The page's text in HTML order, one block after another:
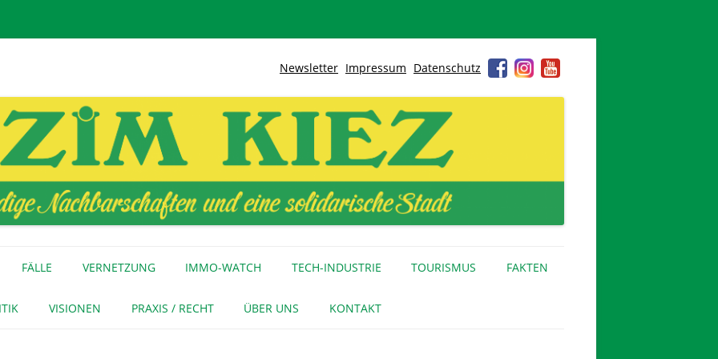
Newsletter Impressum Datenschutz
Inhalt
springen
MEDIENECHO
FÄLLE
GEWERBE
VERNETZUNG
INITIATIVEN
IMMO-WATCH TECH-INDUSTRIE TOURISMUS FAKTEN
VISIONEN PRAXIS / RECHT ÜBER UNS KONTAKT